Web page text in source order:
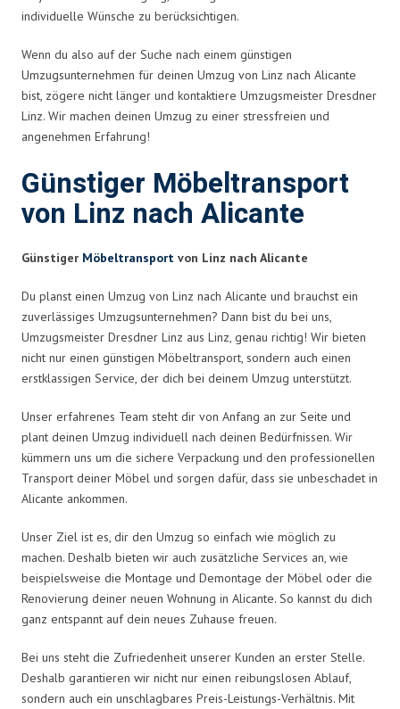
individuelle Wünsche zu berücksichtigen.
Wenn du also auf der Suche nach einem günstigen
Umzugsunternehmen für deinen Umzug von Linz nach Alicante
bist, zögere nicht länger und kontaktiere Umzugsmeister Dresdner
Linz. Wir machen deinen Umzug zu einer stressfreien und
angenehmen Erfahrung!
Günstiger Möbeltransport
von Linz nach Alicante
Günstiger Möbeltransport von Linz nach Alicante
Du planst einen Umzug von Linz nach Alicante und brauchst ein
zuverlässiges Umzugsunternehmen? Dann bist du bei uns,
Umzugsmeister Dresdner Linz aus Linz, genau richtig! Wir bieten
nicht nur einen günstigen Möbeltransport, sondern auch einen
erstklassigen Service, der dich bei deinem Umzug unterstützt.
Unser erfahrenes Team steht dir von Anfang an zur Seite und
plant deinen Umzug individuell nach deinen Bedürfnissen. Wir
kümmern uns um die sichere Verpackung und den professionellen
Transport deiner Möbel und sorgen dafür, dass sie unbeschadet in
Alicante ankommen.
Unser Ziel ist es, dir den Umzug so einfach wie möglich zu
machen. Deshalb bieten wir auch zusätzliche Services an, wie
beispielsweise die Montage und Demontage der Möbel oder die
Renovierung deiner neuen Wohnung in Alicante. So kannst du dich
ganz entspannt auf dein neues Zuhause freuen.
Bei uns steht die Zufriedenheit unserer Kunden an erster Stelle.
Deshalb garantieren wir nicht nur einen reibungslosen Ablauf,
sondern auch ein unschlagbares Preis-Leistungs-Verhältnis. Mit